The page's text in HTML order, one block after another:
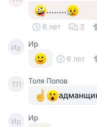
........
6 лет 3
Ир
Ир
6 лет
ТП Толя Попов
Ир
Ир